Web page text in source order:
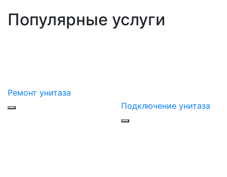
Популярные услуги
Ремонт унитаза
Подключение унитаза